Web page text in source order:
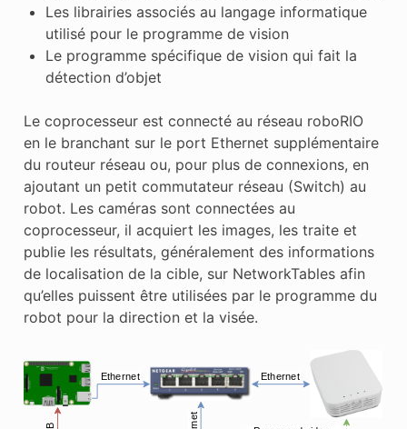
Les librairies associés au langage informatique
utilisé pour le programme de vision
Le programme spécifique de vision qui fait la
détection d’objet
Le coprocesseur est connecté au réseau roboRIO
en le branchant sur le port Ethernet supplémentaire
du routeur réseau ou, pour plus de connexions, en
ajoutant un petit commutateur réseau (Switch) au
robot. Les caméras sont connectées au
coprocesseur, il acquiert les images, les traite et
publie les résultats, généralement des informations
de localisation de la cible, sur NetworkTables afin
qu’elles puissent être utilisées par le programme du
robot pour la direction et la visée.